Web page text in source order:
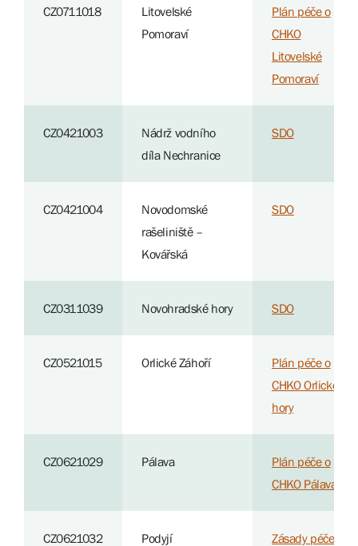
CZ0711018
Litovelské
Pomoraví
Plán péče o
CHKO
Litovelské
Pomoraví
CZ0421003
Nádrž vodního
díla Nechranice
SDO
CZ0421004
Novodomské
rašeliniště –
Kovářská
SDO
CZ0311039 Novohradské hory SDO
CZ0521015 Orlické Záhoří
Plán péče o
CHKO Orlické
hory
CZ0621029 Pálava
Plán péče o
CHKO Pálava
CZ0621032 Podyjí
Zásady péče